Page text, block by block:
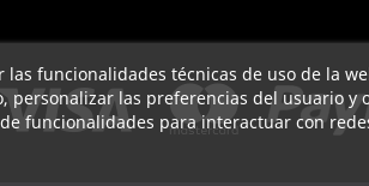
funcionalidades técnicas de uso de la
personalizar las preferencias del usuario y
funcionalidades para interactuar con